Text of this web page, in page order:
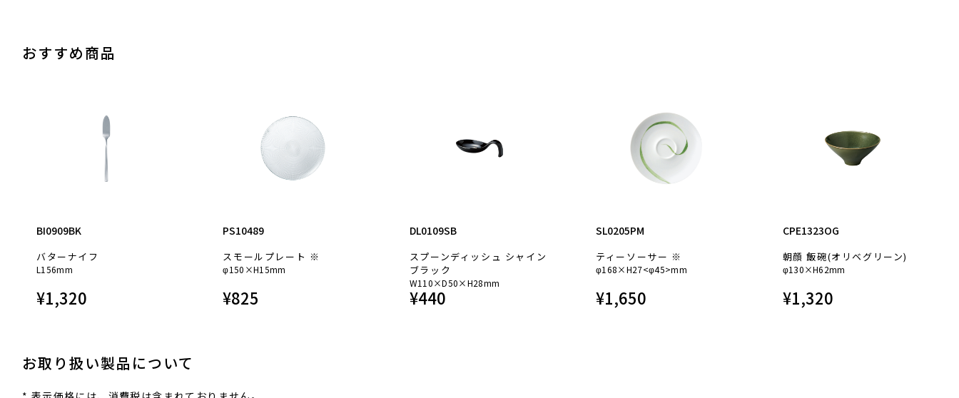
おすすめ商品
BI0909BK
バターナイフ
L156mm
¥1,320
PS10489
スモールプレート ※
φ150×H15mm
¥825
DL0109SB
スプーンディッシュ シャイン
ブラック
W110×D50×H28mm
¥440
SL0205PM
ティーソーサー ※
φ168×H27<φ45>mm
¥1,650
CPE1323OG
朝顔 飯碗(オリベグリーン)
φ130×H62mm
¥1,320
お取り扱い製品について